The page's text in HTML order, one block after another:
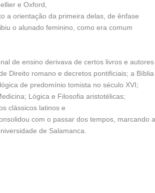
e Oxford,
a orientação da primeira delas, de ênfase
o alunado feminino, como era comum
de ensino derivava de certos livros e autores
Direito romano e decretos pontificiais; a Bíblia
de predomínio tomista no século XVI;
Lógica e Filosofia aristotélicas;
clássicos latinos e
com o passar dos tempos, marcando a
de Salamanca.